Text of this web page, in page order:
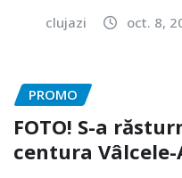
clujazi oct. 8,
PROMO
FOTO! S-a
centura